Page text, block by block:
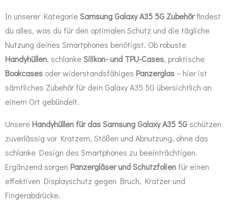
In unserer KategorieSamsung Galaxy A35 5G Zubehörfindest
du alles, was du für den optimalen Schutz und die tägliche
Nutzung deines Smartphones benötigst. Ob robuste
Handyhüllen, schlankeSilikon- und TPU-Cases, praktische
Bookcases oder widerstandsfähiges Panzerglas – hier ist
sämtliches Zubehör für dein Galaxy A35 5G übersichtlich an
einem Ort gebündelt.
Unsere Handyhüllen für das Samsung Galaxy A35 5Gschützen
zuverlässig vor Kratzern, Stößen und Abnutzung, ohne das
schlanke Design des Smartphones zu beeinträchtigen.
Ergänzend sorgen Panzergläser und Schutzfolien für einen
effektiven Displayschutz gegen Bruch, Kratzer und
Fingerabdrücke.